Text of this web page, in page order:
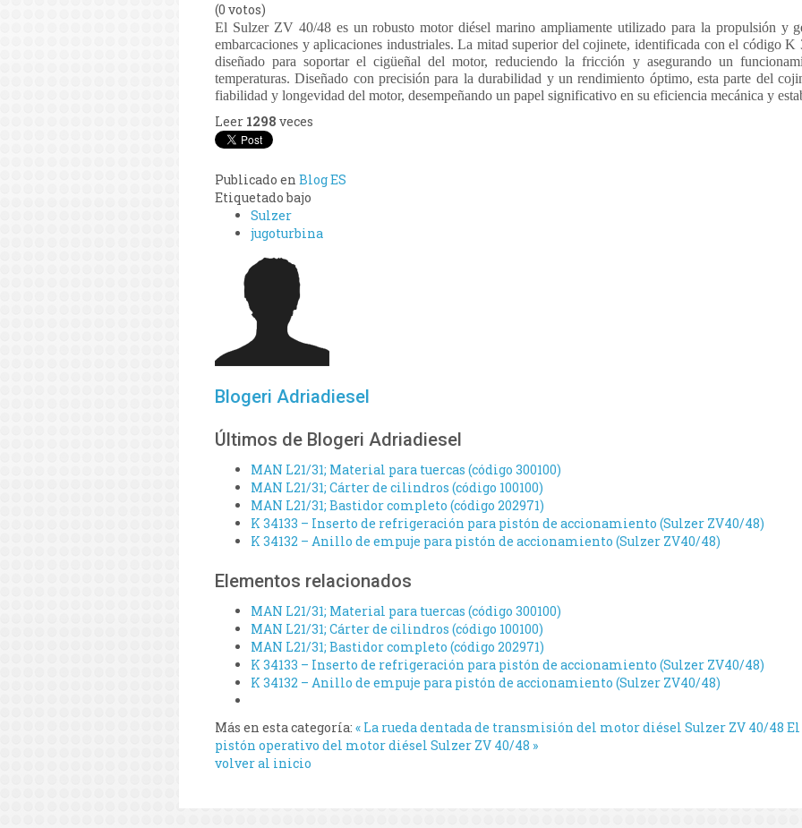
(0 votos)
El Sulzer ZV 40/48 es un robusto motor diésel marino ampliamente utilizado para la propulsión y
embarcaciones y aplicaciones industriales. La mitad superior del cojinete, identificada con el código K
diseñado para soportar el cigüeñal del motor, reduciendo la fricción y asegurando un
temperaturas. Diseñado con precisión para la durabilidad y un rendimiento óptimo, esta parte del
fiabilidad y longevidad del motor, desempeñando un papel significativo en su eficiencia mecánica y
Leer 1298 veces
Publicado en Blog ES
Etiquetado bajo
Sulzer
jugoturbina
Blogeri Adriadiesel
Últimos de Blogeri Adriadiesel
MAN L21/31; Material para tuercas (código 300100)
MAN L21/31; Cárter de cilindros (código 100100)
MAN L21/31; Bastidor completo (código 202971)
K 34133 – Inserto de refrigeración para pistón de accionamiento (Sulzer ZV40/48)
K 34132 – Anillo de empuje para pistón de accionamiento (Sulzer ZV40/48)
Elementos relacionados
MAN L21/31; Material para tuercas (código 300100)
MAN L21/31; Cárter de cilindros (código 100100)
MAN L21/31; Bastidor completo (código 202971)
K 34133 – Inserto de refrigeración para pistón de accionamiento (Sulzer ZV40/48)
K 34132 – Anillo de empuje para pistón de accionamiento (Sulzer ZV40/48)
Más en esta categoría: « La rueda dentada de transmisión del motor diésel Sulzer ZV 40/48
pistón operativo del motor diésel Sulzer ZV 40/48 »
volver al inicio